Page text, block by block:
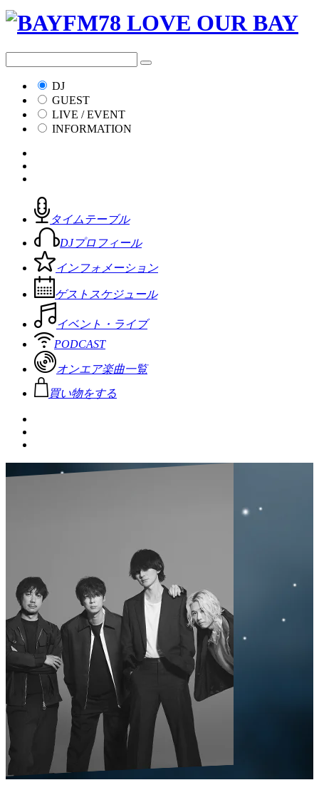
DJ
GUEST
LIVE / EVENT
INFORMATION
タイムテーブル
DJプロフィール
インフォメーション
ゲストスケジュール
イベント・ライブ
PODCAST
オンエア楽曲一覧
買い物をする